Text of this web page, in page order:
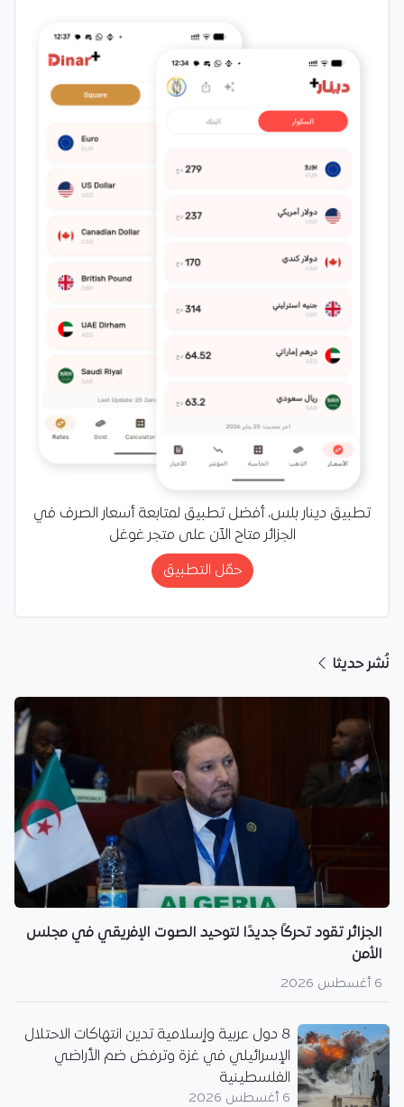
تطبيق دينار بلس، أفضل تطبيق لمتابعة أسعار الصرف في
الجزائر متاح الآن على متجر غوغل
حمّل التطبيق
نُشر حديثا
الجزائر تقود تحركًا جديدًا لتوحيد الصوت الإفريقي في مجلس
الأمن
6 أغسطس 2026
8 دول عربية وإسلامية تدين انتهاكات الاحتلال
الإسرائيلي في غزة وترفض ضم الأراضي
الفلسطينية
6 أغسطس 2026